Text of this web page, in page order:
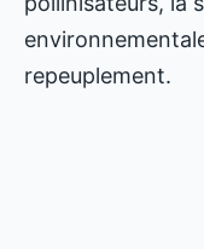
repeuplement.